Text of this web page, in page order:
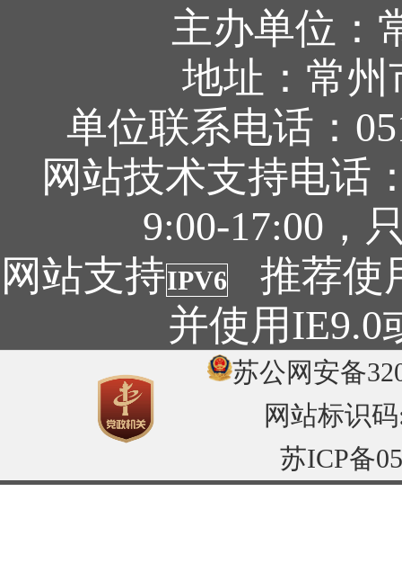
主办单位：
地址：常州
单位联系电话：
网站技术支持电话
9:00-17:00，
网站支持IPV6推荐使
并使用IE9.0
苏公网安备
网站标识码
苏ICP备